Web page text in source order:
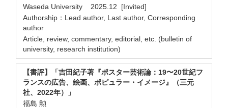
Waseda University 2025.12 [Invited]
Authorship：Lead author, Last author, Corresponding
author
Article, review, commentary, editorial, etc. (bulletin of
university, research institution)
【書評】「吉田紀子著『ポスター芸術論：19〜20世紀フ
ランスの広告、絵画、ポピュラー・イメージ』（三元
社、2022年）」
福島 勲